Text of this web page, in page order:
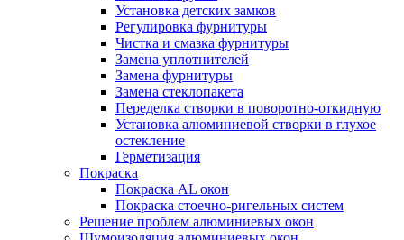
Установка детских замков
Регулировка фурнитуры
Чистка и смазка фурнитуры
Замена уплотнителей
Замена фурнитуры
Замена стеклопакета
Переделка створки в поворотно-откидную
Установка алюминиевой створки в глухое
остекление
Герметизация
Покраска
Покраска AL окон
Покраска стоечно-ригельных систем
Решение проблем алюминиевых окон